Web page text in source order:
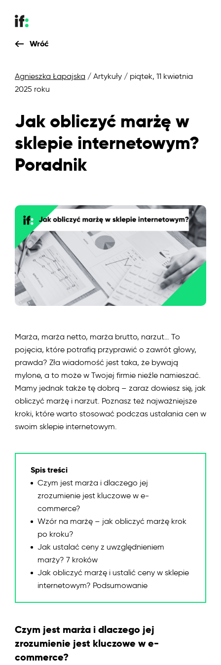
Wróć
Agnieszka Łapajska / Artykuły / piątek, 11 kwietnia
2025 roku
Jak obliczyć marżę w
sklepie internetowym?
Poradnik
Marża, marża netto, marża brutto, narzut… To
pojęcia, które potrafią przyprawić o zawrót głowy,
prawda? Zła wiadomość jest taka, że bywają
mylone, a to może w Twojej firmie nieźle namieszać.
Mamy jednak także tę dobrą – zaraz dowiesz się, jak
obliczyć marżę i narzut. Poznasz też najważniejsze
kroki, które warto stosować podczas ustalania cen w
swoim sklepie internetowym.
Spis treści
Czym jest marża i dlaczego jej
zrozumienie jest kluczowe w e-
commerce?
Wzór na marżę – jak obliczyć marżę krok
po kroku?
Jak ustalać ceny z uwzględnieniem
marży? 7 kroków
Jak obliczyć marżę i ustalić ceny w sklepie
internetowym? Podsumowanie
Czym jest marża i dlaczego jej
zrozumienie jest kluczowe w e-
commerce?